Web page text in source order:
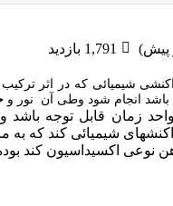
1,791 بازدید
شیمیائی که در اثر ترکیب
باشد انجام شود وطی آن نور و
زمان قابل توجه باشد
شیمیائی کند که به
نوعی اکسیداسیون کند بوده